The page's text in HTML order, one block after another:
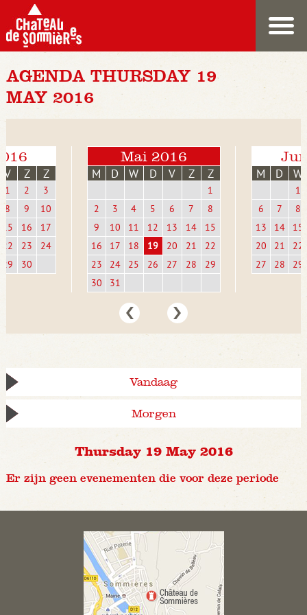
AGENDA THURSDAY 19
MAY 2016
V Z Z
1 2
3
8
9
10
15
16
17
22
23
24
29
30
Mai 2016
M D W D V Z Z
1
2
3 4 5 6 7
8
9
10 11 12 13 14
15
16
17 18 19 20 21
22
23
24 25 26 27 28
29
30
31
M D W
1
6
7
8
13
14
15
20
21
22
27
28 29
Vandaag
Morgen
Thursday 19 May 2016
Er zijn geen evenementen die voor deze periode